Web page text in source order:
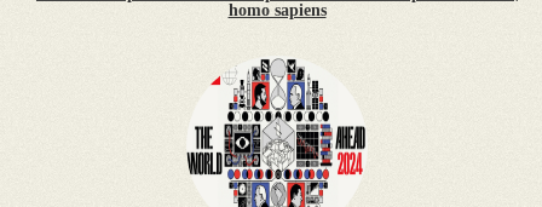
homo sapiens